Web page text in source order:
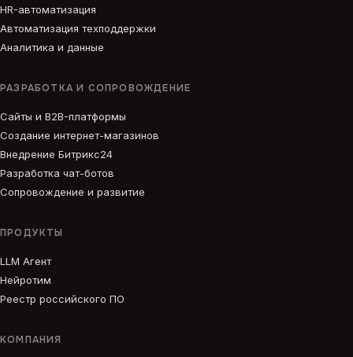
HR-автоматизация
Автоматизация техподдержки
Аналитика и данные
РАЗРАБОТКА И СОПРОВОЖДЕНИЕ
Сайты и B2B-платформы
Создание интернет-магазинов
Внедрение Битрикс24
Разработка чат-ботов
Сопровождение и развитие
ПРОДУКТЫ
LLM Агент
Нейротим
Реестр российского ПО
КОМПАНИЯ